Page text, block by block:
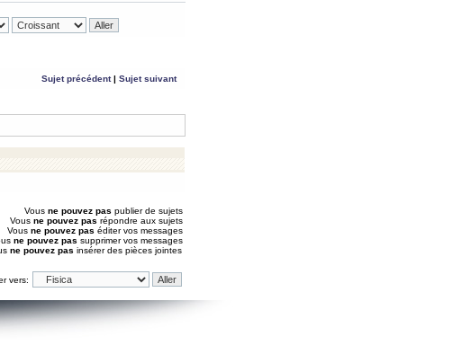
Sujet précédent| Sujet suivant
Vous ne pouvez pas publier de sujets
Vous ne pouvez pas répondre aux sujets
Vous ne pouvez pas éditer vos messages
ne pouvez pas supprimer vos messages
ne pouvez pas insérer des pièces jointes
vers: